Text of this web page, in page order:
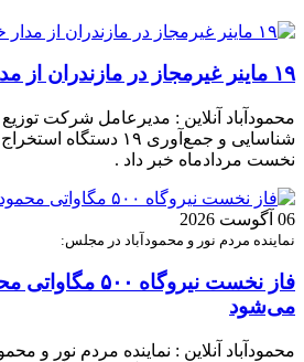
۱۹ ماینر غیرمجاز در مازندران از مدار خارج شد
محمودآباد آنلاین : مدیرعامل شرکت
شناسایی و جمع‌آوری ۱۹
نخست مردادماه خبر داد .
06 آگوست 2026
نماینده مردم نور و محمودآباد در مجلس:
فاز نخست نیروگاه
می‌شود
محمودآباد آنلاین : نماینده مردم نور و